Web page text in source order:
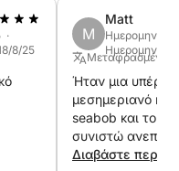
·
8/25
M
Matt
Ημερομηνία
Ημερομηνία
Μεταφρασμένο
Ήταν μια
μεσημεριανό
seabob και το
συνιστώ
Διαβάστε